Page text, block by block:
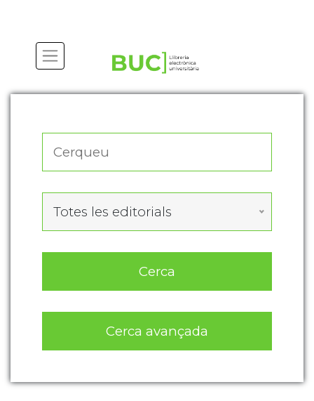
Totes les editorials
Cerca
Cerca avançada